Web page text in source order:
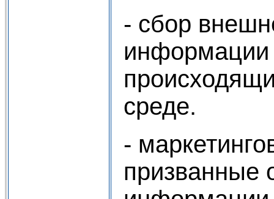
- сбор
информации
среде.
-
призванные